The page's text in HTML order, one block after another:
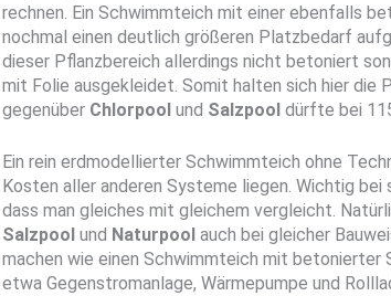
rechnen. Ein Schwimmteich mit einer ebenfalls
nochmal einen deutlich größeren Platzbedarf
dieser Pflanzbereich allerdings nicht betoniert
mit Folie ausgekleidet. Somit halten sich hier die
gegenüber Chlorpool und Salzpool dürfte bei
Ein rein erdmodellierter Schwimmteich ohne
Kosten aller anderen Systeme liegen. Wichtig
dass man gleiches mit gleichem vergleicht.
Salzpool und Naturpool auch bei gleicher
machen wie einen Schwimmteich mit betonierter
etwa Gegenstromanlage, Wärmepumpe und